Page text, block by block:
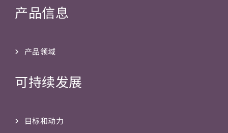
产品信息
产品领域
可持续发展
目标和动力